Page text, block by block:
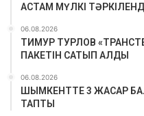
АСТАМ МҮЛКІ ТӘРКІЛЕНДІ
06.08.2026
ТИМУР ТУРЛОВ
ПАКЕТІН САТЫП АЛДЫ
06.08.2026
ШЫМКЕНТТЕ 3 ЖАСАР
ТАПТЫ